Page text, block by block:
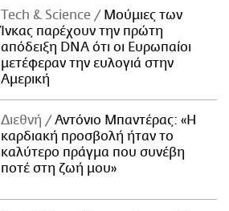
Τech & Science
Μούμιες των
Ίνκας παρέχουν την πρώτη
απόδειξη DNA ότι οι Ευρωπαίοι
μετέφεραν την ευλογιά στην
Αμερική
Διεθνή
Αντόνιο Μπαντέρας: «Η
καρδιακή προσβολή ήταν το
καλύτερο πράγμα που συνέβη
ποτέ στη ζωή μου»